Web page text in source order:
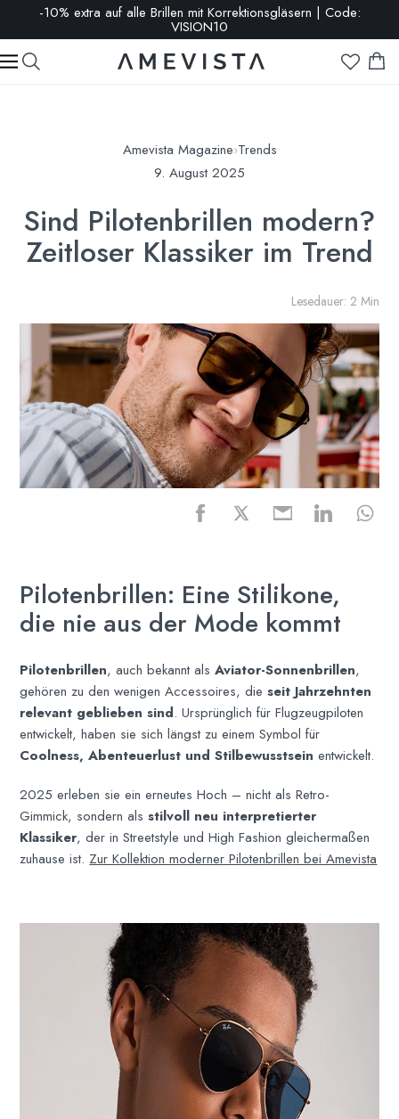
-10% extra auf alle Brillen mit Korrektionsgläsern | Code:
VISION10
Amevista Magazine›Trends
9. August 2025
Sind Pilotenbrillen modern?
Zeitloser Klassiker im Trend
Lesedauer: 2 Min
Pilotenbrillen: Eine Stilikone,
die nie aus der Mode kommt
Pilotenbrillen, auch bekannt alsAviator-Sonnenbrillen,
gehören zu den wenigen Accessoires, dieseit Jahrzehnten
relevant geblieben sind. Ursprünglich für Flugzeugpiloten
entwickelt, haben sie sich längst zu einem Symbol für
Coolness, Abenteuerlust und Stilbewusstsein entwickelt.
2025 erleben sie ein erneutes Hoch – nicht als Retro-
Gimmick, sondern alsstilvoll neu interpretierter
Klassiker, der in Streetstyle und High Fashion gleichermaßen
zuhause ist. Zur Kollektion moderner Pilotenbrillen bei Amevista